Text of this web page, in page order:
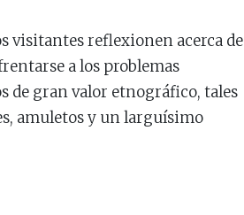
visitantes reflexionen acerca de
a los problemas
de gran valor etnográfico, tales
amuletos y un larguísimo